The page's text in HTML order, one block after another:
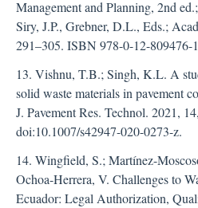
Management and Planning, 2nd
Siry, J.P., Grebner, D.L., Eds.;
291–305. ISBN 978-0-12-809476-
13. Vishnu, T.B.; Singh, K.L. A
solid waste materials in pavement
J. Pavement Res. Technol. 2021,
doi:10.1007/s42947-020-0273-z.
14. Wingfield, S.; Martínez-
Ochoa-Herrera, V. Challenges to
Ecuador: Legal Authorization,